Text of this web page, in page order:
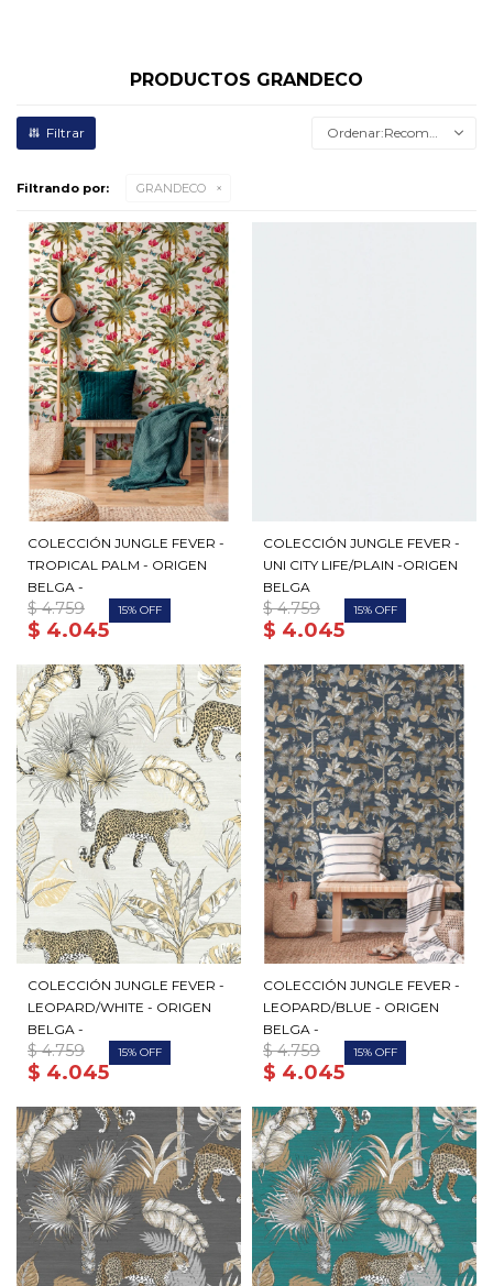
PRODUCTOS GRANDECO
Recomendados
Filtrando por: GRANDECO
COLECCIÓN JUNGLE FEVER -
TROPICAL PALM - ORIGEN
BELGA -
$ 4.045
$ 4.759 15
COLECCIÓN JUNGLE FEVER -
UNI CITY LIFE/PLAIN -ORIGEN
BELGA
$ 4.045
$ 4.759 15
COLECCIÓN JUNGLE FEVER -
LEOPARD/WHITE - ORIGEN
BELGA -
$ 4.045
$ 4.759 15
COLECCIÓN JUNGLE FEVER -
LEOPARD/BLUE - ORIGEN
BELGA -
$ 4.045
$ 4.759 15